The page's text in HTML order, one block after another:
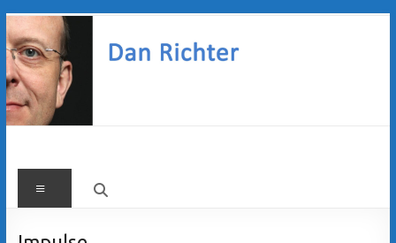
Zum
Inhalt
springen
Dan
Richter
Menü